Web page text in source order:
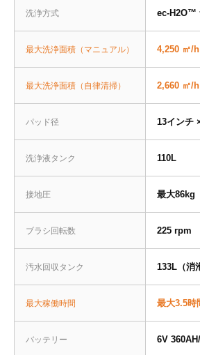
洗浄方式 ec-H2O™
最大洗浄面積（マニュアル） 4,250 ㎡/h
最大洗浄面積（自律清掃） 2,660 ㎡/h
パッド径 13インチ
洗浄液タンク 110L
接地圧 最大86kg
ブラシ回転数 225 rpm
汚水回収タンク 133L（消
最大稼働時間 最大3.5時
バッテリー 6V